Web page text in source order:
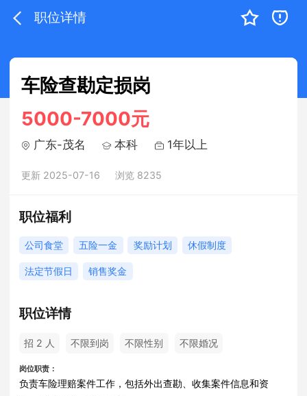
职位详情
车险查勘定损岗
5000-7000元
广东-茂名 本科 1年以上
更新 2025-07-16 浏览 8235
职位福利
公司食堂 五险一金 奖励计划 休假制度
法定节假日 销售奖金
职位详情
招 2 人 不限到岗 不限性别 不限婚况
岗位职责：
负责车险理赔案件工作，包括外出查勘、收集案件信息和资